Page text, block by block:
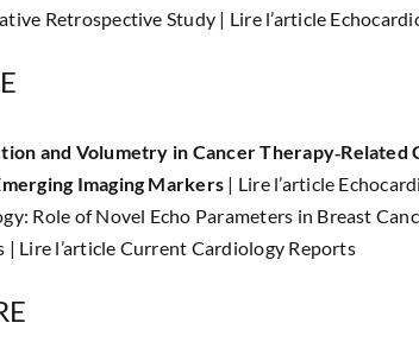
Retrospective Study | Lire l’article
and Volumetry in Cancer
Imaging Markers | Lire l’article
Role of Novel Echo Parameters in Breast
| Lire l’article Current Cardiology Reports